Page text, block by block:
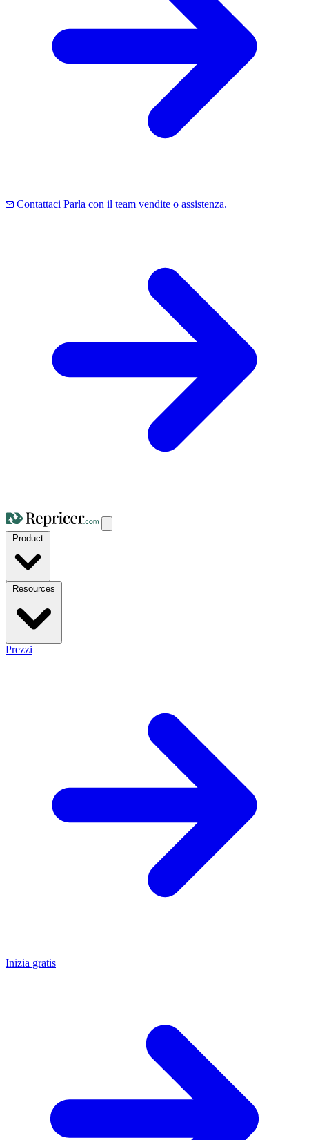
Contattaci Parla con il team vendite o assistenza.
Prezzi
Inizia gratis